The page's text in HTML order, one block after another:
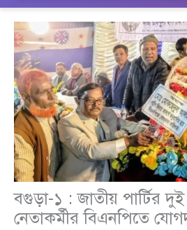
বগুড়া-১ : জাতীয় পার্টির
নেতাকর্মীর বিএনপিতে